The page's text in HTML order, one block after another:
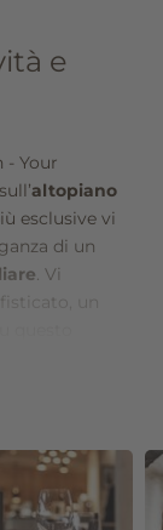
e
- Your
altopiano
esclusive vi
di un
. Vi
un
hotel per
per tutte
vostre